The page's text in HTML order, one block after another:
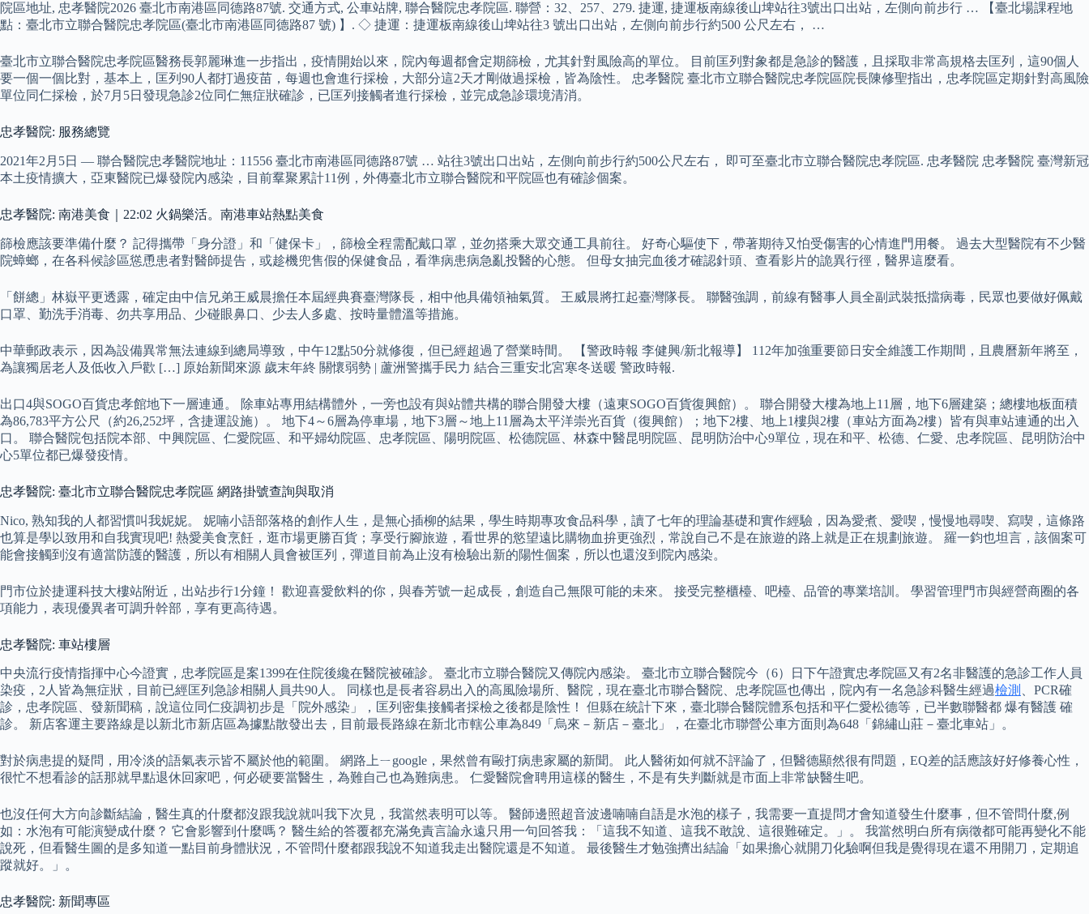
院區地址, 忠孝醫院2026 臺北市南港區同德路87號. 交通方式, 公車站牌, 聯合醫院忠孝院區. 聯營：32、257、279. 捷運, 捷運板南線後山埤站往3號出口出站，左側向前步行 … 【臺北場課程地
點：臺北市立聯合醫院忠孝院區(臺北市南港區同德路87 號) 】. ◇ 捷運：捷運板南線後山埤站往3 號出口出站，左側向前步行約500 公尺左右， …
臺北市立聯合醫院忠孝院區醫務長郭麗琳進一步指出，疫情開始以來，院內每週都會定期篩檢，尤其針對風險高的單位。 目前匡列對象都是急診的醫護，且採取非常高規格去匡列，這90個人
要一個一個比對，基本上，匡列90人都打過疫苗，每週也會進行採檢，大部分這2天才剛做過採檢，皆為陰性。 忠孝醫院 臺北市立聯合醫院忠孝院區院長陳修聖指出，忠孝院區定期針對高風險
單位同仁採檢，於7月5日發現急診2位同仁無症狀確診，已匡列接觸者進行採檢，並完成急診環境清消。
忠孝醫院: 服務總覽
2021年2月5日 — 聯合醫院忠孝醫院地址：11556 臺北市南港區同德路87號 … 站往3號出口出站，左側向前步行約500公尺左右， 即可至臺北市立聯合醫院忠孝院區. 忠孝醫院 忠孝醫院 臺灣新冠
本土疫情擴大，亞東醫院已爆發院內感染，目前羣聚累計11例，外傳臺北市立聯合醫院和平院區也有確診個案。
忠孝醫院: 南港美食｜22:02 火鍋樂活。南港車站熱點美食
篩檢應該要準備什麼？ 記得攜帶「身分證」和「健保卡」，篩檢全程需配戴口罩，並勿搭乘大眾交通工具前往。 好奇心驅使下，帶著期待又怕受傷害的心情進門用餐。 過去大型醫院有不少醫
院蟑螂，在各科候診區慫恿患者對醫師提告，或趁機兜售假的保健食品，看準病患病急亂投醫的心態。 但母女抽完血後才確認針頭、查看影片的詭異行徑，醫界這麼看。
「餅總」林嶽平更透露，確定由中信兄弟王威晨擔任本屆經典賽臺灣隊長，相中他具備領袖氣質。 王威晨將扛起臺灣隊長。 聯醫強調，前線有醫事人員全副武裝抵擋病毒，民眾也要做好佩戴
口罩、勤洗手消毒、勿共享用品、少碰眼鼻口、少去人多處、按時量體溫等措施。
中華郵政表示，因為設備異常無法連線到總局導致，中午12點50分就修復，但已經超過了營業時間。 【警政時報 李健興/新北報導】 112年加強重要節日安全維護工作期間，且農曆新年將至，
為讓獨居老人及低收入戶歡 […] 原始新聞來源 歲末年終 關懷弱勢 | 蘆洲警攜手民力 結合三重安北宮寒冬送暖 警政時報.
出口4與SOGO百貨忠孝館地下一層連通。 除車站專用結構體外，一旁也設有與站體共構的聯合開發大樓（遠東SOGO百貨復興館）。 聯合開發大樓為地上11層，地下6層建築；總樓地板面積
為86,783平方公尺（約26,252坪，含捷運設施）。 地下4～6層為停車場，地下3層～地上11層為太平洋崇光百貨（復興館）；地下2樓、地上1樓與2樓（車站方面為2樓）皆有與車站連通的出入
口。 聯合醫院包括院本部、中興院區、仁愛院區、和平婦幼院區、忠孝院區、陽明院區、松德院區、林森中醫昆明院區、昆明防治中心9單位，現在和平、松德、仁愛、忠孝院區、昆明防治中
心5單位都已爆發疫情。
忠孝醫院: 臺北市立聯合醫院忠孝院區 網路掛號查詢與取消
Nico, 熟知我的人都習慣叫我妮妮。 妮喃小語部落格的創作人生，是無心插柳的結果，學生時期專攻食品科學，讀了七年的理論基礎和實作經驗，因為愛煮、愛喫，慢慢地尋喫、寫喫，這條路
也算是學以致用和自我實現吧! 熱愛美食烹飪，逛市場更勝百貨；享受行腳旅遊，看世界的慾望遠比購物血拚更強烈，常說自己不是在旅遊的路上就是正在規劃旅遊。 羅一鈞也坦言，該個案可
能會接觸到沒有適當防護的醫護，所以有相關人員會被匡列，彈道目前為止沒有檢驗出新的陽性個案，所以也還沒到院內感染。
門市位於捷運科技大樓站附近，出站步行1分鐘！ 歡迎喜愛飲料的你，與春芳號一起成長，創造自己無限可能的未來。 接受完整櫃檯、吧檯、品管的專業培訓。 學習管理門市與經營商圈的各
項能力，表現優異者可調升幹部，享有更高待遇。
忠孝醫院: 車站樓層
中央流行疫情指揮中心今證實，忠孝院區是案1399在住院後纔在醫院被確診。 臺北市立聯合醫院又傳院內感染。 臺北市立聯合醫院今（6）日下午證實忠孝院區又有2名非醫護的急診工作人員
染疫，2人皆為無症狀，目前已經匡列急診相關人員共90人。 同樣也是長者容易出入的高風險場所、醫院，現在臺北市聯合醫院、忠孝院區也傳出，院內有一名急診科醫生經過檢測
、PCR確
診，忠孝院區、發新聞稿，說這位同仁疫調初步是「院外感染」，匡列密集接觸者採檢之後都是陰性！ 但縣在統計下來，臺北聯合醫院體系包括和平仁愛松德等，已半數聯醫都 爆有醫護 確
診。 新店客運主要路線是以新北市新店區為據點散發出去，目前最長路線在新北市轄公車為849「烏來－新店－臺北」，在臺北市聯營公車方面則為648「錦繡山莊－臺北車站」。
對於病患提的疑問，用冷淡的語氣表示皆不屬於他的範圍。 網路上ㄧgoogle，果然曾有毆打病患家屬的新聞。 此人醫術如何就不評論了，但醫德顯然很有問題，EQ差的話應該好好修養心性，
很忙不想看診的話那就早點退休回家吧，何必硬要當醫生，為難自己也為難病患。 仁愛醫院會聘用這樣的醫生，不是有失判斷就是市面上非常缺醫生吧。
也沒任何大方向診斷結論，醫生真的什麼都沒跟我說就叫我下次見，我當然表明可以等。 醫師邊照超音波邊喃喃自語是水泡的樣子，我需要一直提問才會知道發生什麼事，但不管問什麼,例
如：水泡有可能演變成什麼？ 它會影響到什麼嗎？ 醫生給的答覆都充滿免責言論永遠只用一句回答我：「這我不知道、這我不敢說、這很難確定。」。 我當然明白所有病徵都可能再變化不能
說死，但看醫生圖的是多知道一點目前身體狀況，不管問什麼都跟我說不知道我走出醫院還是不知道。 最後醫生才勉強擠出結論「如果擔心就開刀化驗啊但我是覺得現在還不用開刀，定期追
蹤就好。」。
忠孝醫院: 新聞專區